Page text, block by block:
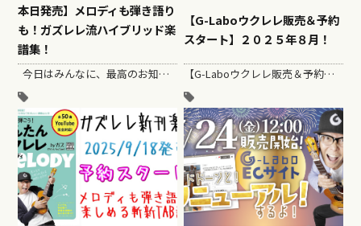
本日発売】メロディも弾き語り
も！ガズレレ流ハイブリッド楽
譜集！
今日はみんなに、最高のお知らせだぜ！ ガズレレ流ハイブリッド楽…
【G-Laboウクレレ販売＆予約
スタート】２０２５年８月！
【G-Laboウクレレ販売＆予約スタート】 ２０２５年８月のG-Laboウクレレ販売期…